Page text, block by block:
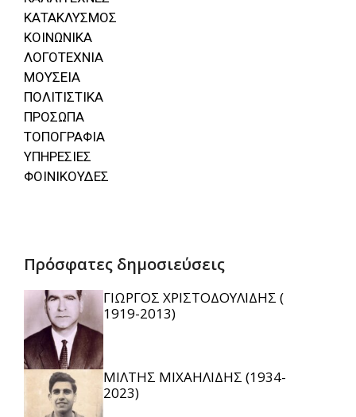
ΚΑΤΑΚΛΥΣΜΟΣ
ΚΟΙΝΩΝΙΚΑ
ΛΟΓΟΤΕΧΝΙΑ
ΜΟΥΣΕΙΑ
ΠΟΛΙΤΙΣΤΙΚΑ
ΠΡΟΣΩΠΑ
ΤΟΠΟΓΡΑΦΙΑ
ΥΠΗΡΕΣΙΕΣ
ΦΟΙΝΙΚΟΥΔΕΣ
Πρόσφατες δημοσιεύσεις
ΓΙΩΡΓΟΣ ΧΡΙΣΤΟΔΟΥΛΙΔΗΣ (
1919-2013)
ΜΙΛΤΗΣ ΜΙΧΑΗΛΙΔΗΣ (1934-
2023)